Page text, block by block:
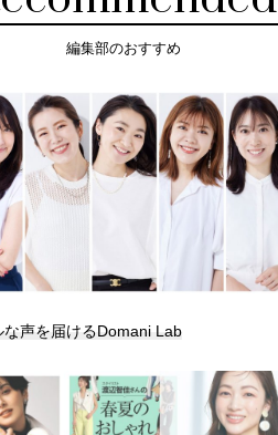
編集部のおすすめ
な声を届けるDomani Lab